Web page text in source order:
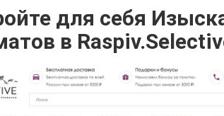
для себя
в